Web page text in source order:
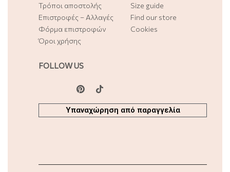
Τρόποι αποστολής
Επιστροφές – Αλλαγές
Φόρμα επιστροφών
Όροι χρήσης
Size guide
Find our store
Cookies
FOLLOW US
Υπαναχώρηση από παραγγελία